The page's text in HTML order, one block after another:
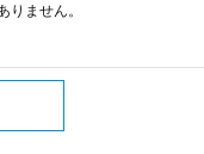
りません。